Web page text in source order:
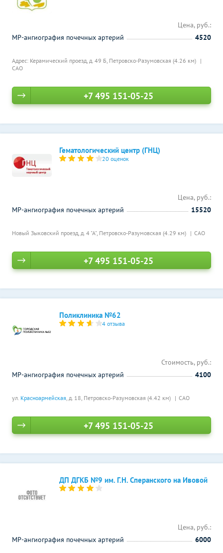
Адрес: Керамический проезд, д. 49 Б, Петровско-Разумовская (4.26 км)
САО
Цена, руб.:
МР-ангиография почечных артерий
4520
+7 495 151-05-25
Гематологический центр (ГНЦ)
20 оценок
Новый Зыковский проезд, д. 4 "А", Петровско-Разумовская (4.29 км) САО
Цена, руб.:
МР-ангиография почечных артерий
15520
+7 495 151-05-25
Поликлиника №62
4 отзыва
ул. Красноармейская, д. 18, Петровско-Разумовская (4.42 км) САО
Стоимость, руб.:
МР-ангиография почечных артерий
4100
+7 495 151-05-25
ДП ДГКБ №9 им. Г.Н. Сперанского на Ивовой
Цена, руб.:
МР-ангиография почечных артерий
6000